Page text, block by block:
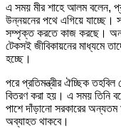
এ সময় মীর শাহে আলম বলেন,
উন্নয়নের পথে এগিয়ে যাচ্ছে।
সম্পৃক্ত করতে কাজ করছে।
টেকসই জীবিকায়নের মাধ্যমে
হচ্ছে।
পরে প্রতিমন্ত্রীর ঐচ্ছিক
বিতরণ করা হয়। এ সময় তিনি
পাশে দাঁড়ানো সরকারের অন্যতম
অব্যাহত থাকবে।